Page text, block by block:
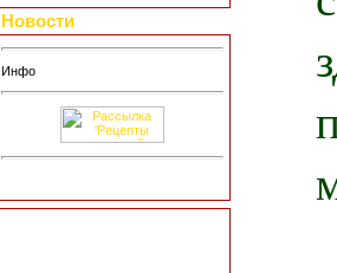
Новости
Инфо